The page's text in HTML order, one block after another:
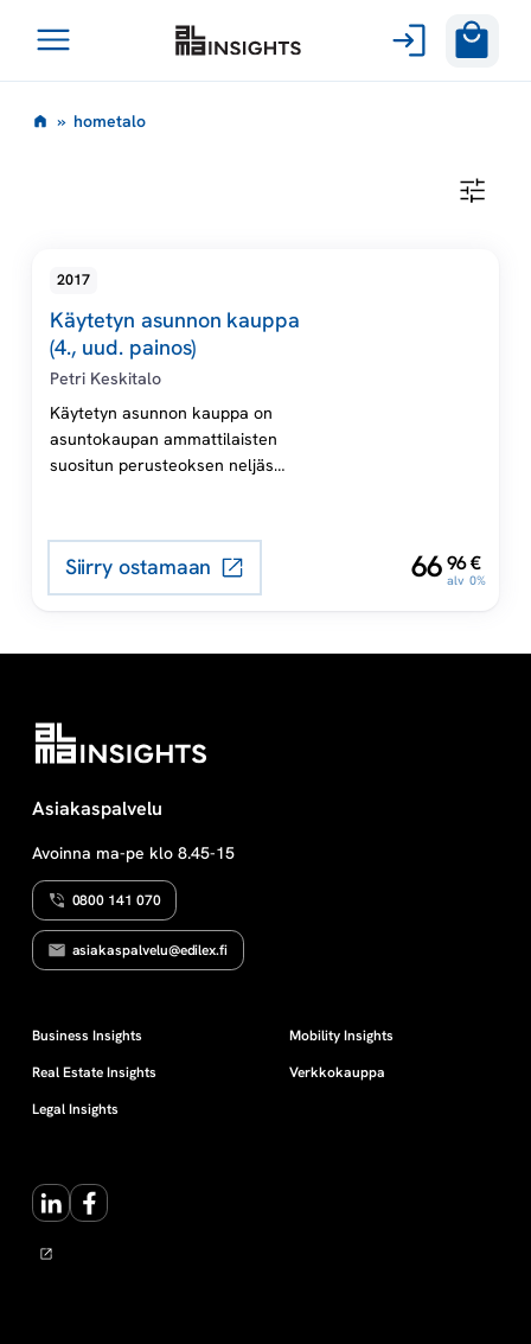
sisältöön
Avaa
h
e
a
o
» hometalo
O
2017
Käytetyn asunnon kauppa
(4., uud. painos)
Petri Keskitalo
Käytetyn asunnon kauppa on
asuntokaupan ammattilaisten
suositun perusteoksen neljäs
66,96€
alv 0%
Siirry ostamaan
Asiakaspalvelu
Avoinna ma-pe klo 8.45-15
0800 141 070
asiakaspalvelu@edilex.fi
Business Insights
Real Estate Insights
Legal Insights
Mobility Insights
Verkkokauppa
LinkedInFacebook